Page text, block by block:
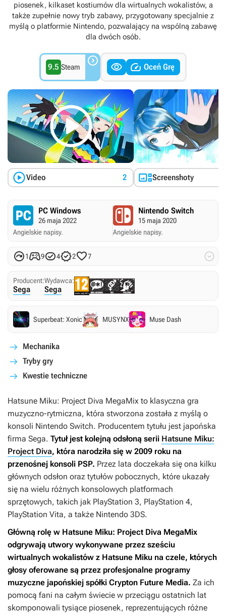
piosenek, kilkaset kostiumów dla wirtualnych wokalistów, a
także zupełnie nowy tryb zabawy, przygotowany specjalnie z
myślą o platformie Nintendo, pozwalający na wspólną zabawę
dla dwóch osób.
9.5 Steam    Oceń Grę

Video 2 Screenshoty
PC Windows
26 maja 2022
Angielskie napisy.
Nintendo Switch
15 maja 2020
Angielskie napisy.
19427 
Producent:
Sega
Wydawca:
Sega
Superbeat: Xonic MUSYNX Muse Dash
Mechanika
Tryby gry
Kwestie techniczne
Hatsune Miku: Project Diva MegaMix to klasyczna gra
muzyczno-rytmiczna, która stworzona została z myślą o
konsoli Nintendo Switch. Producentem tytułu jest japońska
firma Sega. Tytuł jest kolejną odsłoną serii Hatsune Miku:
Project Diva, która narodziła się w 2009 roku na
przenośnej konsoli PSP. Przez lata doczekała się ona kilku
głównych odsłon oraz tytułów pobocznych, które ukazały
się na wielu różnych konsolowych platformach
sprzętowych, takich jak PlayStation 3, PlayStation 4,
PlayStation Vita, a także Nintendo 3DS.
Główną rolę w Hatsune Miku: Project Diva MegaMix
odgrywają utwory wykonywane przez sześciu
wirtualnych wokalistów z Hatsune Miku na czele, których
głosy oferowane są przez profesjonalne programy
muzyczne japońskiej spółki Crypton Future Media. Za ich
pomocą fani na całym świecie w przeciągu ostatnich lat
skomponowali tysiące piosenek, reprezentujących różne